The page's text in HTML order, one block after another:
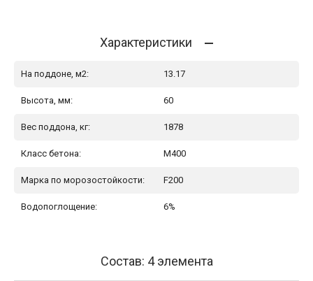
Характеристики
На поддоне, м2: 13.17
Высота, мм: 60
Вес поддона, кг: 1878
Класс бетона: М400
Марка по морозостойкости: F200
Водопоглощение: 6%
Состав: 4 элемента